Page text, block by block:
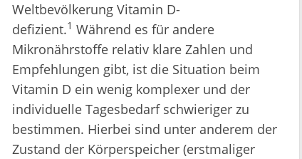
Weltbevölkerung Vitamin D-
defizient.1 Während es für andere
Mikronährstoffe relativ klare Zahlen und
Empfehlungen gibt, ist die Situation beim
Vitamin D ein wenig komplexer und der
individuelle Tagesbedarf schwieriger zu
bestimmen. Hierbei sind unter anderem der
Zustand der Körperspeicher (erstmaliger